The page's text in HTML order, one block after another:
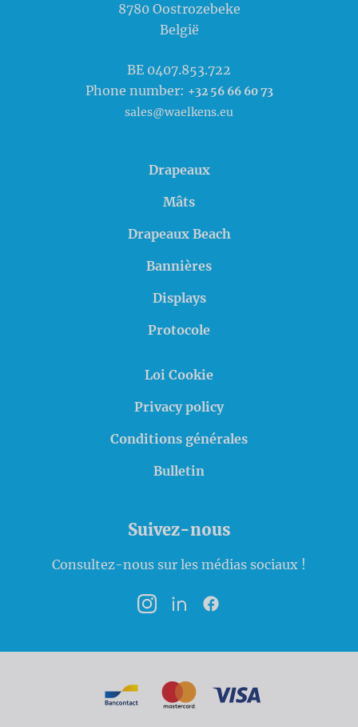
8780 Oostrozebeke
België
BE 0407.853.722
Phone number: +32 56 66 60 73
sales@waelkens.eu
Drapeaux
Mâts
Drapeaux Beach
Bannières
Displays
Protocole
Loi Cookie
Privacy policy
Conditions générales
Bulletin
Suivez-nous
Consultez-nous sur les médias sociaux !
InstagramLinkedInFacebook
Modalités de paiement
BancontactMasterCard
VISA